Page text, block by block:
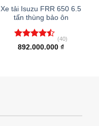
Xe tải Isuzu FRR 650 6.5
tấn thùng bảo ôn
Được xếp
(40)
892.000.000 ₫